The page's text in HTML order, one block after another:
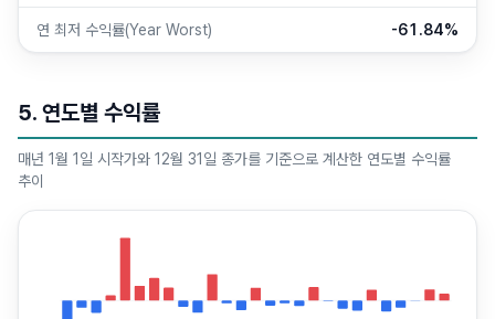
연 최저 수익률(Year Worst) -61.84%
5. 연도별 수익률
매년 1월 1일 시작가와 12월 31일 종가를 기준으로 계산한 연도별 수익률
추이